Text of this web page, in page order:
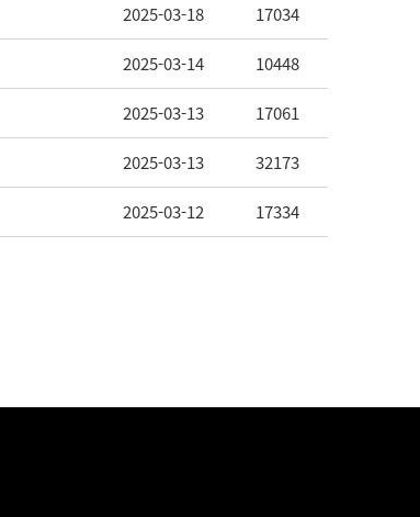
2025-03-18 17034
2025-03-14 10448
2025-03-13 17061
2025-03-13 32173
2025-03-12 17334